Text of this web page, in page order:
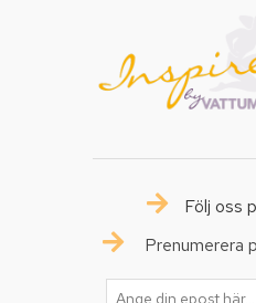
Följ oss
Prenumerera